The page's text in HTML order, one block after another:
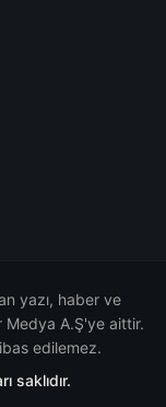
yazı, haber ve
Medya A.Ş'ye aittir.
edilemez.
saklıdır.